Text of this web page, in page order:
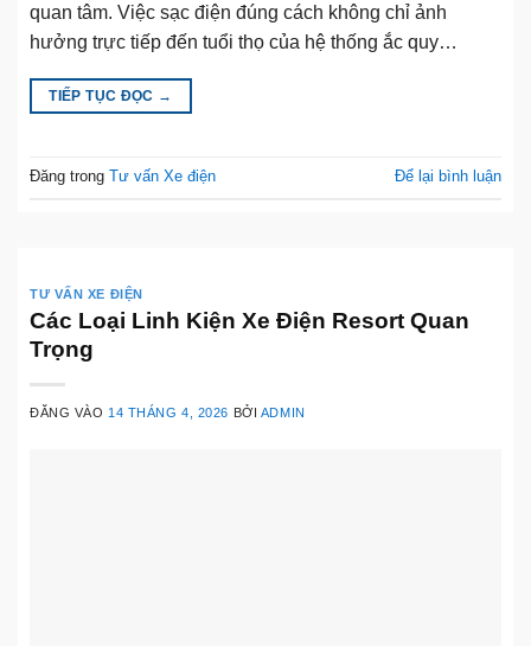
quan tâm. Việc sạc điện đúng cách không chỉ ảnh
hưởng trực tiếp đến tuổi thọ của hệ thống ắc quy…
TIẾP TỤC ĐỌC →
Đăng trong Tư vấn Xe điện Để lại bình luận
TƯ VẤN XE ĐIỆN
Các Loại Linh Kiện Xe Điện Resort Quan
Trọng
ĐĂNG VÀO 14 THÁNG 4, 2026 BỞI ADMIN